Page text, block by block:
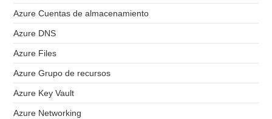
Azure Cuentas de almacenamiento
Azure DNS
Azure Files
Azure Grupo de recursos
Azure Key Vault
Azure Networking